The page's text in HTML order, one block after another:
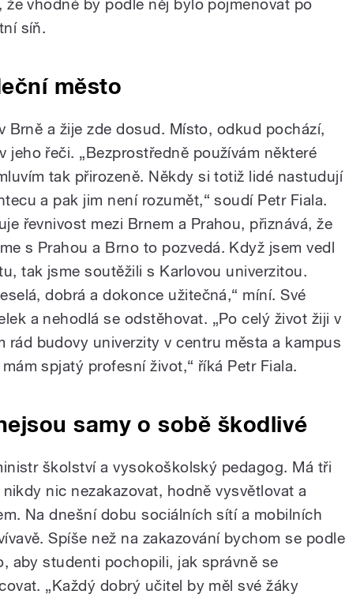
že vhodné by podle něj bylo pojmenovat po
síň.
město
Brně a žije zde dosud. Místo, odkud pochází,
jeho řeči. „Bezprostředně používám některé
tak přirozeně. Někdy si totiž lidé nastudují
a pak jim není rozumět,“ soudí Petr Fiala.
řevnivost mezi Brnem a Prahou, přiznává, že
s Prahou a Brno to pozvedá. Když jsem vedl
tak jsme soutěžili s Karlovou univerzitou.
dobrá a dokonce užitečná,“ míní. Své
a nehodlá se odstěhovat. „Po celý život žiji v
rád budovy univerzity v centru města a kampus
spjatý profesní život,“ říká Petr Fiala.
samy o sobě škodlivé
školství a vysokoškolský pedagog. Má tři
nic nezakazovat, hodně vysvětlovat a
Na dnešní dobu sociálních sítí a mobilních
Spíše než na zakazování bychom se podle
aby studenti pochopili, jak správně se
„Každý dobrý učitel by měl své žáky